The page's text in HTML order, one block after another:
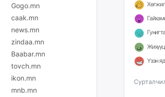
Gogo.mn
caak.mn
news.mn
zindaa.mn
Baabar.mn
tovch.mn
ikon.mn
mnb.mn
Үзэн